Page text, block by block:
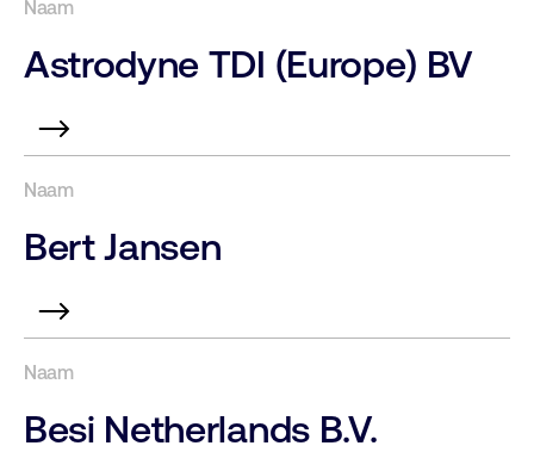
Astrodyne TDI (Europe) BV
Bert Jansen
Besi Netherlands B.V.